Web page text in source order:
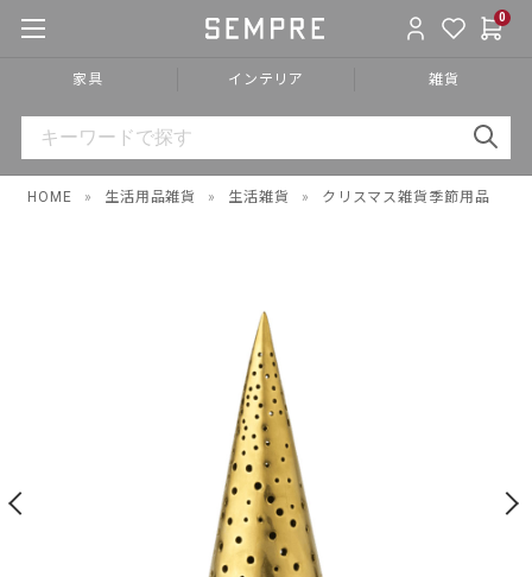
0
家具 インテリア 雑貨
HOME » 生活用品雑貨 » 生活雑貨 » クリスマス雑貨季節用品